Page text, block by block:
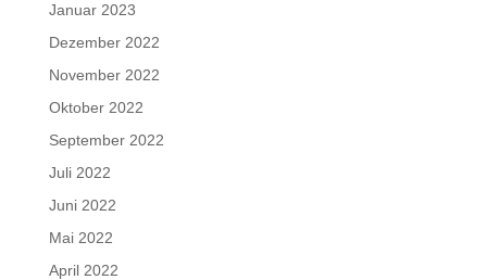
Januar 2023
Dezember 2022
November 2022
Oktober 2022
September 2022
Juli 2022
Juni 2022
Mai 2022
April 2022